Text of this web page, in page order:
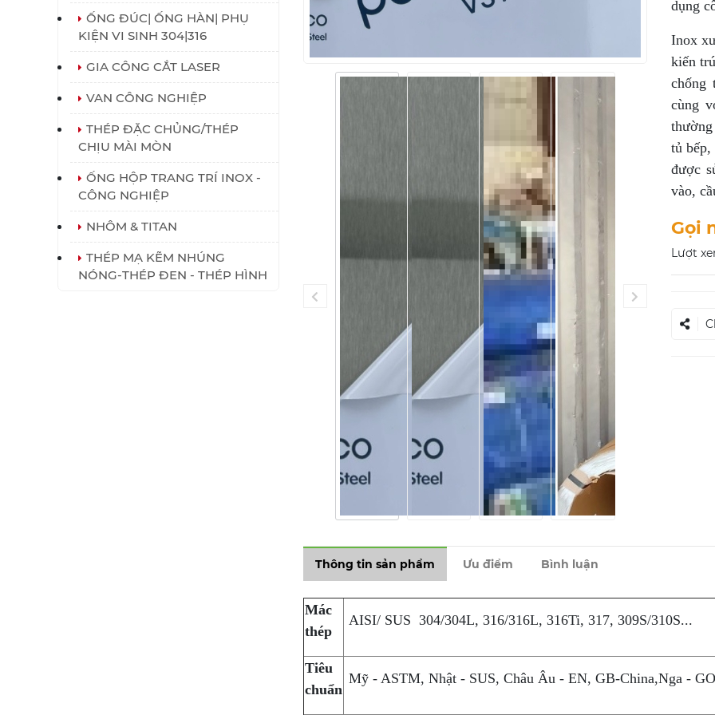
ỐNG ĐÚC| ỐNG HÀN| PHỤ
KIỆN VI SINH 304|316
GIA CÔNG CẮT LASER
VAN CÔNG NGHIỆP
THÉP ĐẶC CHỦNG/THÉP
CHỊU MÀI MÒN
ỐNG HỘP TRANG TRÍ INOX -
CÔNG NGHIỆP
NHÔM & TITAN
THÉP MẠ KẼM NHÚNG
NÓNG-THÉP ĐEN - THÉP HÌNH
dụng
Inox
kiến
chống
cùng
tủ bếp,
được
vào,
Gọi
Lượt
Thông tin sản phẩm Ưu điểm Bình luận
Mác
thép
AISI/ SUS 304/304L, 316/316L, 316Ti, 317, 309S/310S...
Tiêu
chuẩn
Mỹ - ASTM, Nhật - SUS, Châu Âu - EN, GB-China,Nga -